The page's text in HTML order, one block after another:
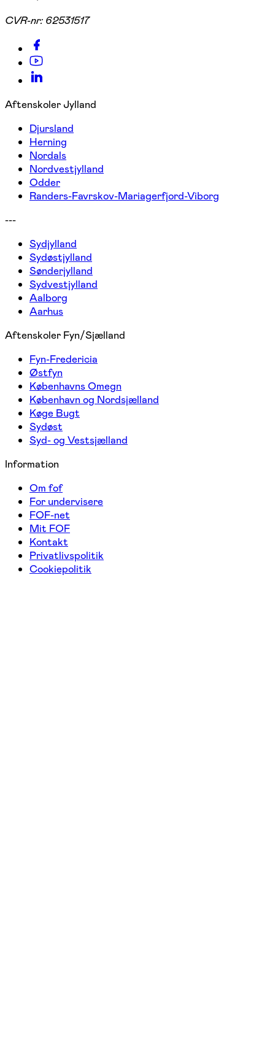
CVR-nr: 62531517
Aftenskoler Jylland
Djursland
Herning
Nordals
Nordvestjylland
Odder
Randers-Favrskov-Mariagerfjord-Viborg
---
Sydjylland
Sydøstjylland
Sønderjylland
Sydvestjylland
Aalborg
Aarhus
Aftenskoler Fyn/Sjælland
Fyn-Fredericia
Østfyn
Københavns Omegn
København og Nordsjælland
Køge Bugt
Sydøst
Syd- og Vestsjælland
Information
Om fof
For undervisere
FOF-net
Mit FOF
Kontakt
Privatlivspolitik
Cookiepolitik